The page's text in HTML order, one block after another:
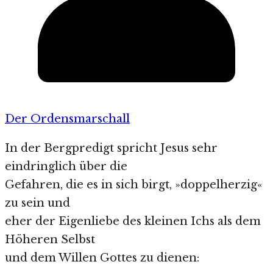
Der Ordensmarschall
In der Bergpredigt spricht Jesus sehr
eindringlich über die
Gefahren, die es in sich birgt, »doppelherzig«
zu sein und
eher der Eigenliebe des kleinen Ichs als dem
Höheren Selbst
und dem Willen Gottes zu dienen: